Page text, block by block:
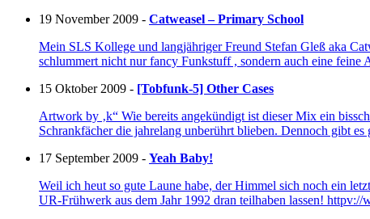
19 November 2009 - Catweasel – Primary School
Mein SLS Kollege und langjähriger Freund Stefan Gleß aka
schlummert nicht nur fancy Funkstuff , sondern auch eine
15 Oktober 2009 - [Tobfunk-5] Other Cases
Artwork by ‚k“ Wie bereits angekündigt ist dieser Mix ein
Schrankfächer die jahrelang unberührt blieben. Dennoch gibt
17 September 2009 - Yeah Baby!
Weil ich heut so gute Laune habe, der Himmel sich noch ein
UR-Frühwerk aus dem Jahr 1992 dran teilhaben lassen!